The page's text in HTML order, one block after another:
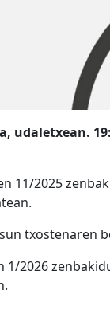
udaletxean.
11/2025
txostenaren
2026